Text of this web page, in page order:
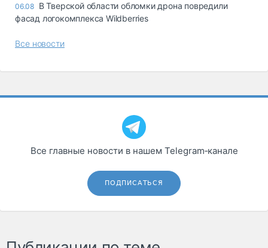
06.08 В Тверской области обломки дрона повредили
фасад логокомплекса Wildberries
Все новости
Все главные новости в нашем Telegram‑канале
ПОДПИСАТЬСЯ